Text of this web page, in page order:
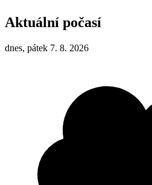
Aktuální počasí
dnes, pátek 7. 8. 2026